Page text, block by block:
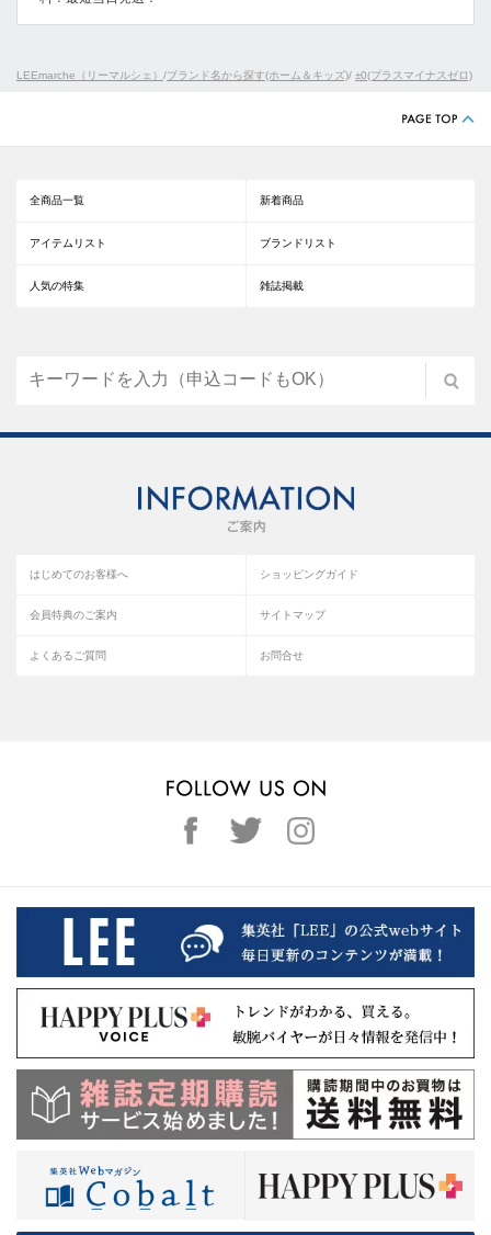
LEEmarche（リーマルシェ） /ブランド名から探す(ホーム＆キッズ)/ ±0(プラスマイナスゼロ)
全商品一覧 新着商品
アイテムリスト ブランドリスト
人気の特集 雑誌掲載
はじめてのお客様へ ショッピングガイド
会員特典のご案内 サイトマップ
よくあるご質問 お問合せ